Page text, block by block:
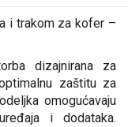
i trakom za kofer –
dizajnirana za
zaštitu za
omogućavaju
i dodataka.